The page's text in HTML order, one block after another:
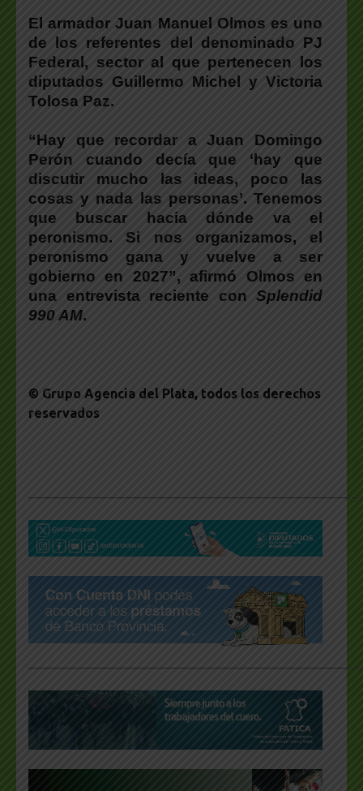
El armador Juan Manuel Olmos es uno
de los referentes del denominado PJ
Federal, sector al que pertenecen los
diputados Guillermo Michel y Victoria
Tolosa Paz.
“Hay que recordar a Juan Domingo
Perón cuando decía que ‘hay que
discutir mucho las ideas, poco las
cosas y nada las personas’. Tenemos
que buscar hacia dónde va el
peronismo. Si nos organizamos, el
peronismo gana y vuelve a ser
gobierno en 2027”, afirmó Olmos en
una entrevista reciente con Splendid
990 AM.
© Grupo Agencia del Plata, todos los derechos
reservados